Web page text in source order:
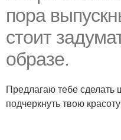
пора
стоит
образе.
Предлагаю тебе сделать
подчеркнуть твою